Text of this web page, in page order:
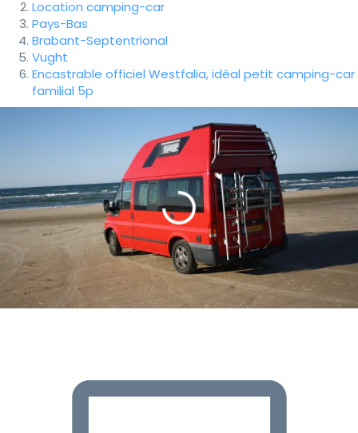
Location camping-car
Pays-Bas
Brabant-Septentrional
Vught
Encastrable officiel Westfalia, idéal petit camping-car
familial 5p